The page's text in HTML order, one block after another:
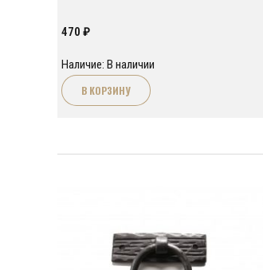
470 ₽
Наличие: В наличии
В КОРЗИНУ